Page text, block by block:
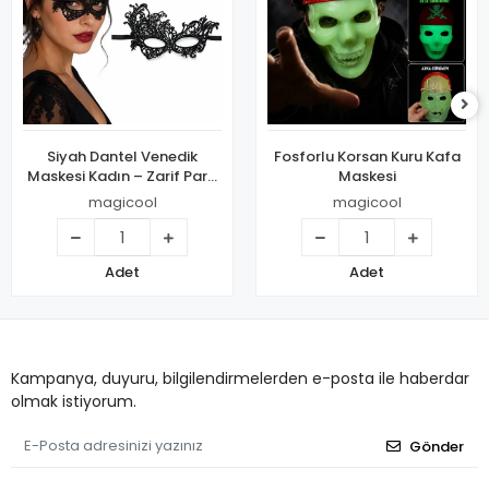
Siyah Dantel Venedik
Maskesi Kadın – Zarif Parti
& Balo Maskesi 11 No
magicool
Adet
Fosforlu Korsan Kuru Kafa
Maskesi
magicool
Adet
Kampanya, duyuru, bilgilendirmelerden e-posta ile haberdar
olmak istiyorum.
Gönder